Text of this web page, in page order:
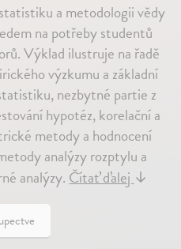
a metodologii vědy
na potřeby studentů
Výklad ilustruje na řadě
výzkumu a základní
nezbytné partie z
hypotéz, korelační a
metody a hodnocení
analýzy rozptylu a
analýzy.Čítať ďalej↓